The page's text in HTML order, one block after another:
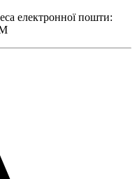
електронної пошти: